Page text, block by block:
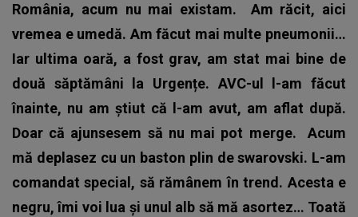
România, acum nu mai existam. Am răcit, aici
vremea e umedă. Am făcut mai multe pneumonii…
Iar ultima oară, a fost grav, am stat mai bine de
două săptămâni la Urgențe. AVC-ul l-am făcut
înainte, nu am știut că l-am avut, am aflat după.
Doar că ajunsesem să nu mai pot merge. Acum
mă deplasez cu un baston plin de swarovski. L-am
comandat special, să rămânem în trend. Acesta e
negru, îmi voi lua și unul alb să mă asortez… Toată